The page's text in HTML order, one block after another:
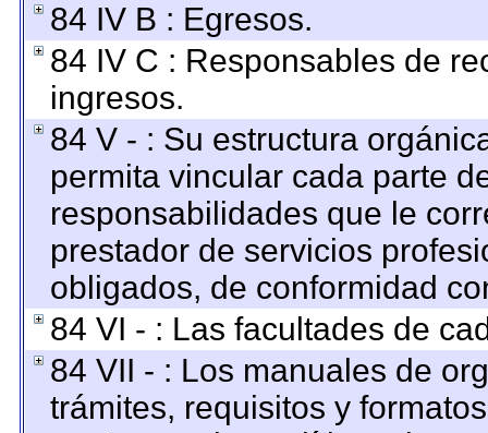
84 IV B : Egresos.
84 IV C : Responsables de
ingresos.
84 V - : Su estructura
permita vincular cada parte
responsabilidades que le
prestador de servicios
obligados, de conformidad
84 VI - : Las facultades de
84 VII - : Los manuales de
trámites, requisitos y